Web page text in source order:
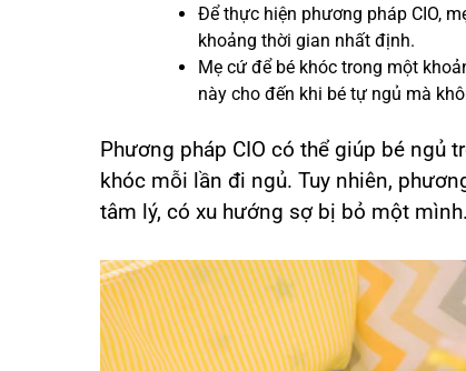
Để thực hiện phương pháp CIO,
khoảng thời gian nhất định.
Mẹ cứ để bé khóc trong một
này cho đến khi bé tự ngủ mà
Phương pháp CIO có thể giúp bé ngủ
khóc mỗi lần đi ngủ. Tuy nhiên,
tâm lý, có xu hướng sợ bị bỏ một mình.